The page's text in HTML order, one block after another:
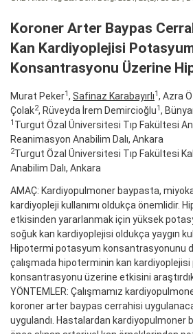
Koroner Arter Baypas
Kan Kardiyoplejisi
Konsantrasyonu Üzerine
Murat Peker1, Safinaz Karabayırlı1, Azra
Çolak2, Rüveyda İrem Demircioğlu1,
1 Turgut Özal Üniversitesi Tıp Fakültesi
Reanimasyon Anabilim Dalı, Ankara
2Turgut Özal Üniversitesi Tıp Fakültesi
Anabilim Dalı, Ankara
AMAÇ: Kardiyopulmoner baypasta,
kardiyopleji kullanımı oldukça önemlidir.
etkisinden yararlanmak için yüksek
soğuk kan kardiyoplejisi oldukça yaygın
Hipotermi potasyum konsantrasyonunu
çalışmada hipoterminin kan
konsantrasyonu üzerine etkisini
YÖNTEMLER: Çalışmamız
koroner arter baypas cerrahisi
uygulandı. Hastalardan kardiyopulmoner